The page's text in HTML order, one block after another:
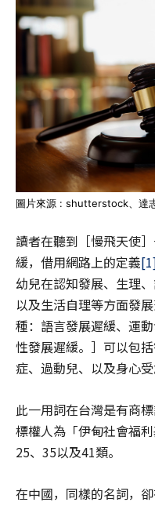
圖片來源 : shutterstock、達
讀者在聽到［慢飛天使
緩，借用網路上的定義
幼兒在認知發展、生理
以及生活自理等方面發
種：語言發展遲緩、運
性發展遲緩。］可以包
症、過動兒、以及身心受
此一用詞在台灣是有商
標權人為「伊甸社會福
25、35以及41類。
在中國，同樣的名詞，